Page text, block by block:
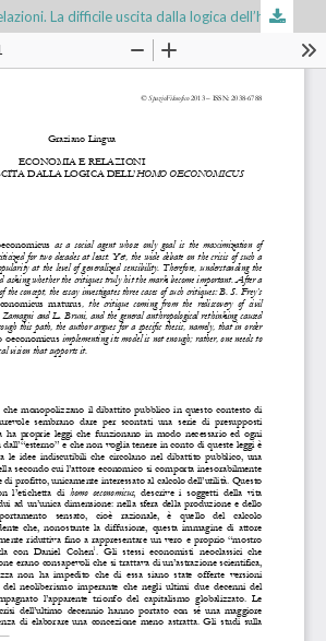
Economia e relazioni. La difficile uscita dalla logica dell’homo oeconomicus